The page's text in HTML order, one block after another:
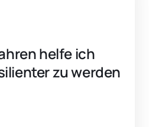
helfe ich
zu werden